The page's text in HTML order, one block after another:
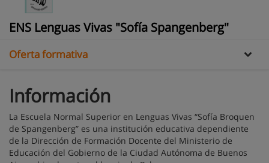
ENS Lenguas Vivas "Sofía Spangenberg"
Información
Oferta formativa
Información
La Escuela Normal Superior en Lenguas Vivas “Sofía Broquen
de Spangenberg” es una institución educativa dependiente
de la Dirección de Formación Docente del Ministerio de
Educación del Gobierno de la Ciudad Autónoma de Buenos